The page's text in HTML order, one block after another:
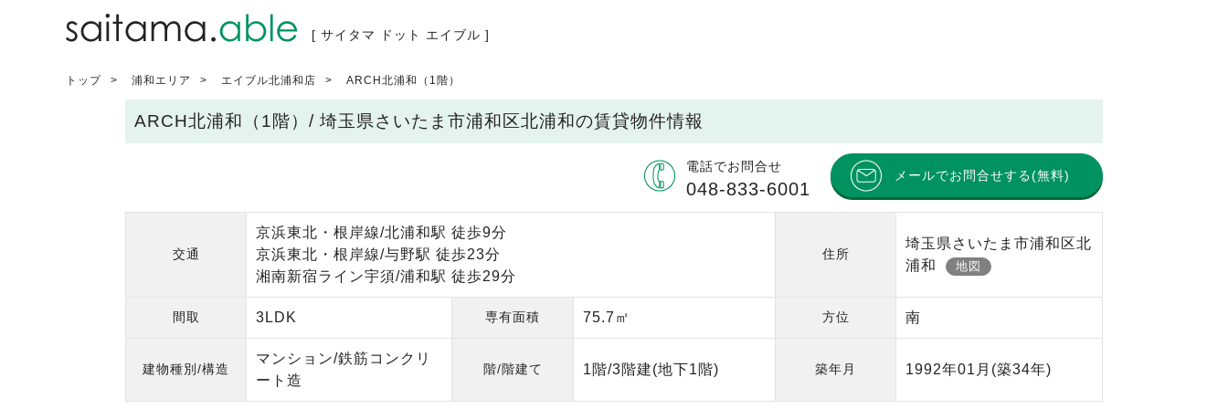
[ サイタマ ドット エイブル ]
トップ 浦和エリア エイブル北浦和店 ARCH北浦和（1階）
ARCH北浦和（1階）/ 埼玉県さいたま市浦和区北浦和の賃貸物件情報
電話でお問合せ
048-833-6001
メールでお問合せする(無料)
交通
京浜東北・根岸線/北浦和駅 徒歩9分
京浜東北・根岸線/与野駅 徒歩23分
湘南新宿ライン宇須/浦和駅 徒歩29分
住所
埼玉県さいたま市浦和区北
浦和
地図
間取 3LDK 専有面積 75.7㎡ 方位 南
建物種別/構造
マンション/鉄筋コンクリ
ート造
階/階建て 1階/3階建(地下1階) 築年月 1992年01月 (築34年)